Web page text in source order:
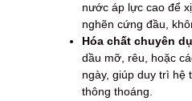
nước áp lực cao để
nghẽn cứng đầu,
Hóa chất chuyên
dầu mỡ, rêu, hoặc
ngày, giúp duy trì hệ
thông thoáng.